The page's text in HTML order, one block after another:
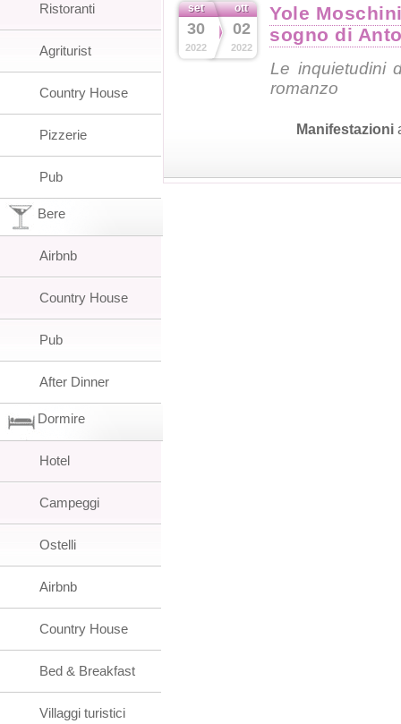
set
30
2022
ott
02
2022
Yole
sogno di
Le inquietudini
romanzo
Manifestazioni
Ristoranti
Agriturist
Country House
Pizzerie
Pub
Bere
Airbnb
Country House
Pub
After Dinner
Dormire
Hotel
Campeggi
Ostelli
Airbnb
Country House
Bed & Breakfast
Villaggi turistici